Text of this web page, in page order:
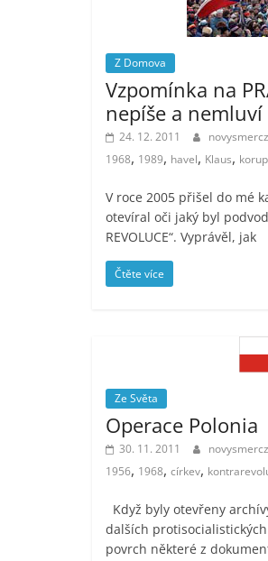
Z Domova
Vzpomínka na
nepíše a nemluví
24. 12. 2011 novysmercz
1968, 1989, havel, Klaus,
V roce 2005 přišel do mé
otevíral oči jaký byl podvod
REVOLUCE“. Vyprávěl, jak
Čtěte více
Ze Světa
Operace Polonia
30. 11. 2011 novysmercz
1956, 1968, církev,
Když byly otevřeny
dalších
povrch některé z